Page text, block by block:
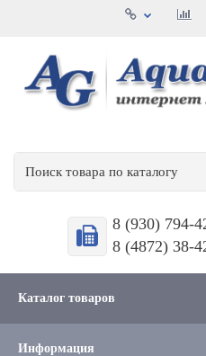
8 (930) 794-
8 (4872) 38-
Каталог товаров
Информация